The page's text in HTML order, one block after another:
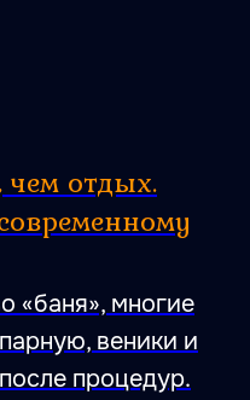
отдых.
«баня», многие
веники и
процедур.